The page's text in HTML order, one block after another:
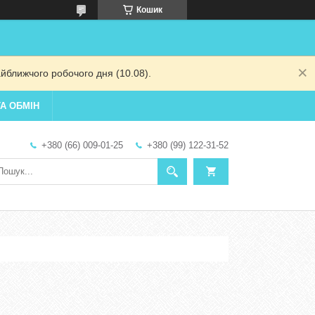
Кошик
робочого дня (10.08).
ОБМІН
+380 (66) 009-01-25 +380 (99) 122-31-52